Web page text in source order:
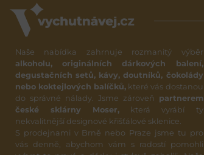
Naše nabídka zahrnuje rozmanitý výběr
alkoholu, originálních dárkových balení,
degustačních setů, kávy, doutníků, čokolády
nebo koktejlových balíčků, které vás dostanou
do správné nálady. Jsme zároveň partnerem
české sklárny Moser, která vyrábí ty
nekvalitnější designové křišťálové sklenice.
S prodejnami v Brně nebo Praze jsme tu pro
vás denně, abychom vám s radostí pomohli